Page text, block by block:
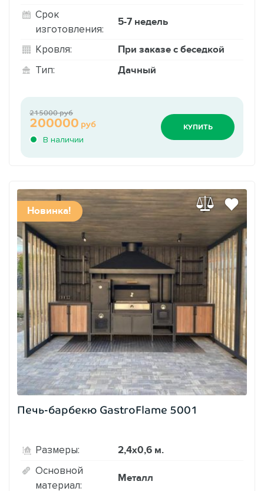
Срок
изготовления:
5-7 недель
Кровля: При заказе с беседкой
Тип: Дачный
В наличии
200000 руб
215000 руб
КУПИТЬ
Новинка!
Печь-барбекю GastroFlame 5001
Размеры: 2,4х0,6 м.
Основной
материал:
Металл